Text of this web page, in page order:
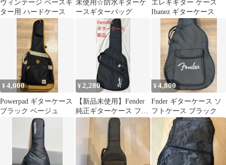
ヴィンテージ ベースギ
ター用 ハードケース
未使用☆防水ギターケ
ースギターバッグ
エレキギター ケース
Ibanez ギターケース
¥4,000
Powerpad ギターケース
ブラック ベージュ
¥ 2,280
【新品未使用】Fender
純正ギターケース フェ
ンダー 黒 匿名 送
料込
¥4,800
Fnder ギターケース ソ
フトケース ブラック